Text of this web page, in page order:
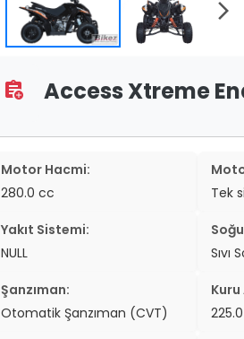
arrow_forward_ios
assignment_add Access Xtreme
Motor Hacmi:
280.0 cc
Tek
Yakıt Sistemi:
NULL
Sıvı
Şanzıman:
Otomatik Şanzıman (CVT)
Kuru